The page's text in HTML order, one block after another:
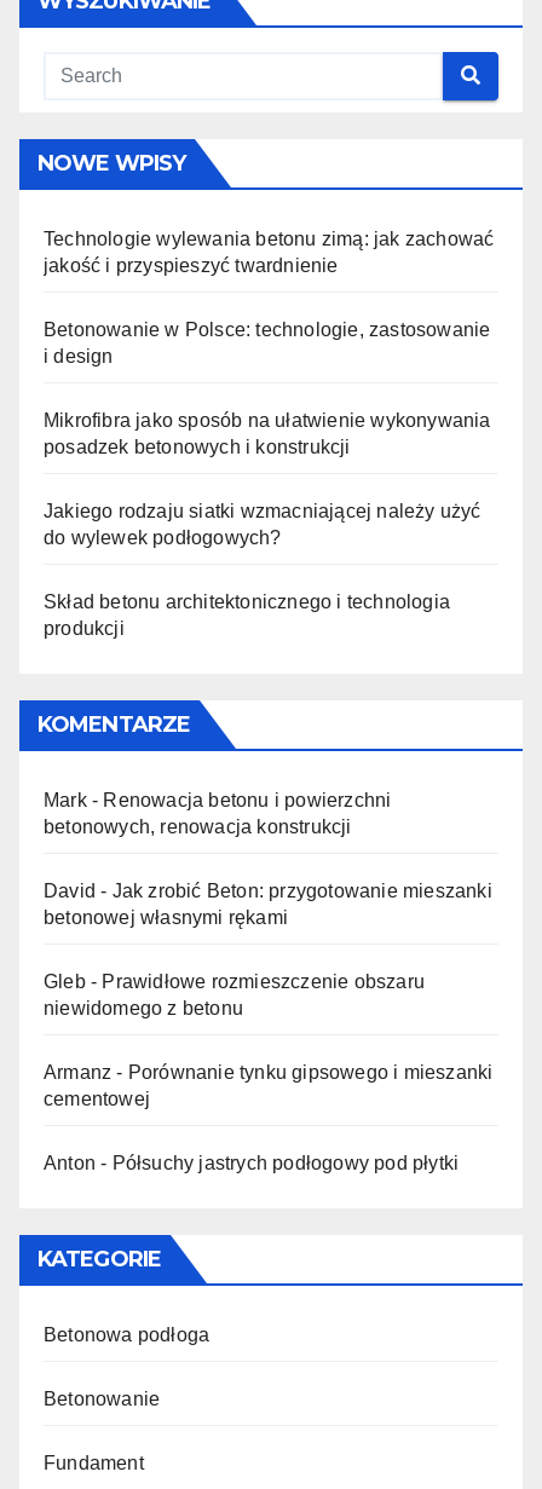
NOWE WPISY
Technologie wylewania betonu zimą: jak zachować
jakość i przyspieszyć twardnienie
Betonowanie w Polsce: technologie, zastosowanie
i design
Mikrofibra jako sposób na ułatwienie wykonywania
posadzek betonowych i konstrukcji
Jakiego rodzaju siatki wzmacniającej należy użyć
do wylewek podłogowych?
Skład betonu architektonicznego i technologia
produkcji
KOMENTARZE
Mark- Renowacja betonu i powierzchni
betonowych, renowacja konstrukcji
David - Jak zrobić Beton: przygotowanie mieszanki
betonowej własnymi rękami
Gleb- Prawidłowe rozmieszczenie obszaru
niewidomego z betonu
Armanz - Porównanie tynku gipsowego i mieszanki
cementowej
Anton - Półsuchy jastrych podłogowy pod płytki
KATEGORIE
Betonowa podłoga
Betonowanie
Fundament